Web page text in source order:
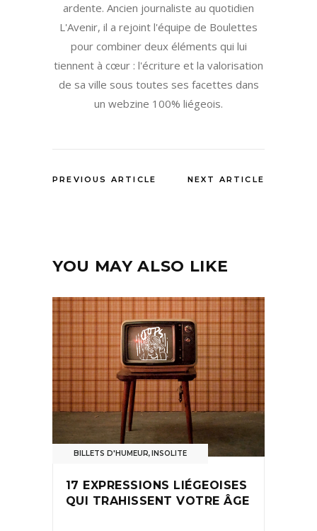
ardente. Ancien journaliste au quotidien
L'Avenir, il a rejoint l'équipe de Boulettes
pour combiner deux éléments qui lui
tiennent à cœur : l'écriture et la valorisation
de sa ville sous toutes ses facettes dans
un webzine 100% liégeois.
PREVIOUS ARTICLE NEXT ARTICLE
YOU MAY ALSO LIKE
BILLETS D'HUMEUR, INSOLITE
17 EXPRESSIONS LIÉGEOISES
QUI TRAHISSENT VOTRE ÂGE